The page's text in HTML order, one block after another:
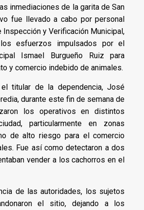
inmediaciones de la garita de San
fue llevado a cabo por personal
Inspección y Verificación Municipal,
esfuerzos impulsados por el
Ismael Burgueño Ruiz para
y comercio indebido de animales.
titular de la dependencia, José
durante este fin de semana de
los operativos en distintos
particularmente en zonas
de alto riesgo para el comercio
Fue así como detectaron a dos
vender a los cachorros en el
de las autoridades, los sujetos
el sitio, dejando a los